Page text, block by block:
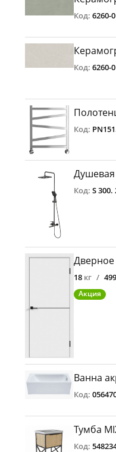
Код: 6260-
Код: 6260-
Код:
Душевая
Код: S 300.
Дверное
18 кг /
Акция
Ванна
Код:
Тумба
Код: